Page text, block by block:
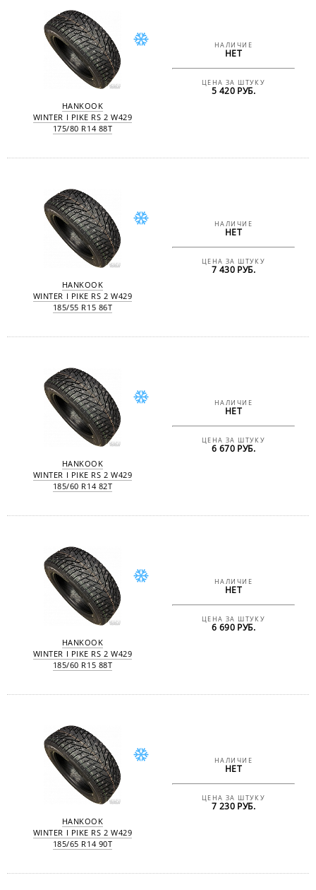
HANKOOK
WINTER I PIKE RS 2 W429
175/80 R14 88T
НАЛИЧИЕ
НЕТ
ЦЕНА ЗА ШТУКУ
5 420 РУБ.
HANKOOK
WINTER I PIKE RS 2 W429
185/55 R15 86T
НАЛИЧИЕ
НЕТ
ЦЕНА ЗА ШТУКУ
7 430 РУБ.
HANKOOK
WINTER I PIKE RS 2 W429
185/60 R14 82T
НАЛИЧИЕ
НЕТ
ЦЕНА ЗА ШТУКУ
6 670 РУБ.
HANKOOK
WINTER I PIKE RS 2 W429
185/60 R15 88T
НАЛИЧИЕ
НЕТ
ЦЕНА ЗА ШТУКУ
6 690 РУБ.
HANKOOK
WINTER I PIKE RS 2 W429
185/65 R14 90T
НАЛИЧИЕ
НЕТ
ЦЕНА ЗА ШТУКУ
7 230 РУБ.